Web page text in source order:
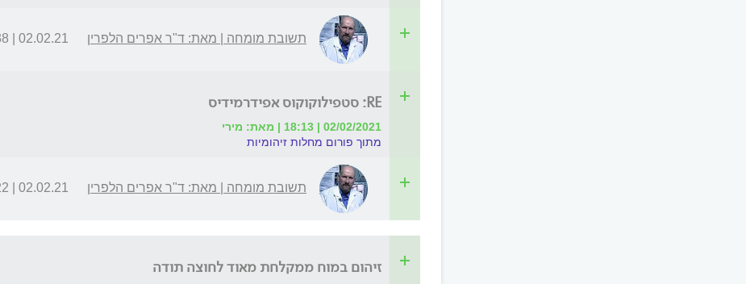
תשובת מומחה | מאת: ד"ר אפרים הלפרין 02.02.21 | 17:38
RE: סטפילוקוקוס אפידרמידיס
02/02/2021 | 18:13 | מאת: מירי
מתוך פורום מחלות זיהומיות
תשובת מומחה | מאת: ד"ר אפרים הלפרין 02.02.21 | 18:22
זיהום במוח ממקלחת מאוד לחוצה תודה